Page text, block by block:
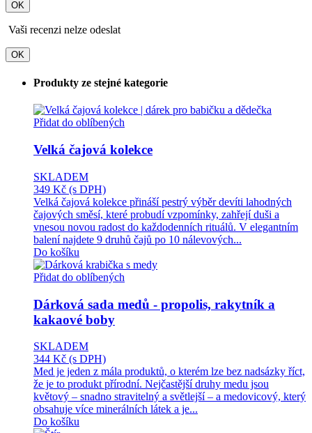
OK
Vaši recenzi nelze odeslat
OK
Produkty ze stejné kategorie
Přidat do oblíbených
Velká čajová kolekce
SKLADEM
349 Kč (s DPH)
Velká čajová kolekce přináší pestrý výběr devíti lahodných
čajových směsí, které probudí vzpomínky, zahřejí duši a
vnesou novou radost do každodenních rituálů. V elegantním
balení najdete 9 druhů čajů po 10 nálevových...
Do košíku
Přidat do oblíbených
Dárková sada medů - propolis, rakytník a
kakaové boby
SKLADEM
344 Kč (s DPH)
Med je jeden z mála produktů, o kterém lze bez nadsázky říct,
že je to produkt přírodní. Nejčastější druhy medu jsou
květový – snadno stravitelný a světlejší – a medovicový, který
obsahuje více minerálních látek a je...
Do košíku